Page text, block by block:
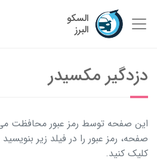
السکو
البرز
دزدگیر مکسیدر
این صفحه توسط رمز عبور محافظت
صفحه، رمز عبور را در فیلد زیر
کلیک کنید.